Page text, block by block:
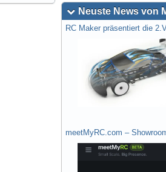
Neuste News von
RC Maker präsentiert die
meetMyRC.com –